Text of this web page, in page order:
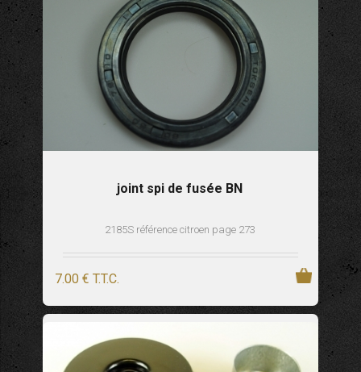
joint spi de fusée BN
2185S référence citroen page 273
7.00 € T.T.C.